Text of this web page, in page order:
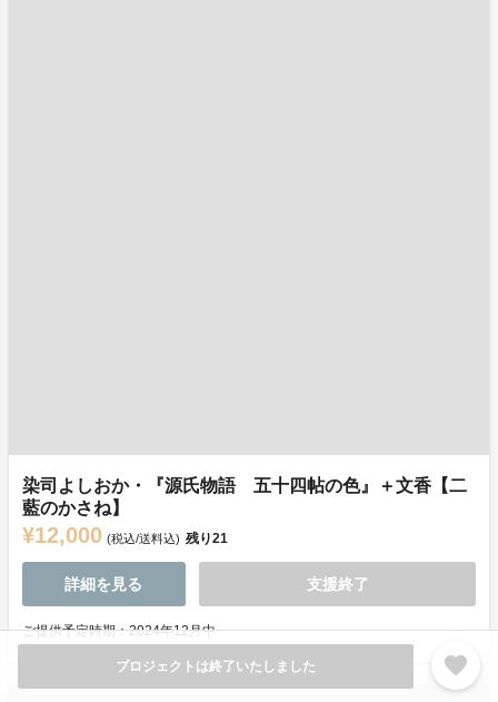
プロジェクトは終了いたしました favorite
染司よしおか・『源氏物語 五十四帖の色』＋文香【二
藍のかさね】
¥12,000 (税込/送料込) 残り21
詳細を見る 支援終了
ご提供予定時期：2024年12月中